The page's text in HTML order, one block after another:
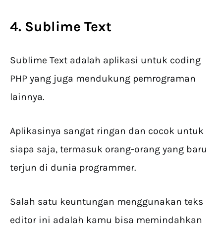
4. Sublime Text
Sublime Text adalah aplikasi untuk coding
PHP yang juga mendukung pemrograman
lainnya.
Aplikasinya sangat ringan dan cocok untuk
siapa saja, termasuk orang-orang yang baru
terjun di dunia programmer.
Salah satu keuntungan menggunakan teks
editor ini adalah kamu bisa memindahkan